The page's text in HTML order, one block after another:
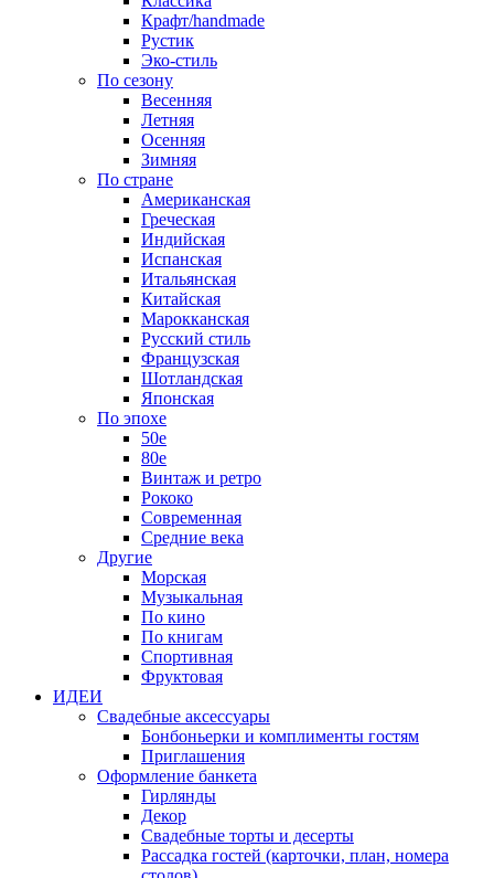
Крафт/handmade
Рустик
Эко-стиль
По сезону
Весенняя
Летняя
Осенняя
Зимняя
По стране
Американская
Греческая
Индийская
Испанская
Итальянская
Китайская
Марокканская
Русский стиль
Французская
Шотландская
Японская
По эпохе
50е
80е
Винтаж и ретро
Рококо
Современная
Средние века
Другие
Морская
Музыкальная
По кино
По книгам
Спортивная
Фруктовая
ИДЕИ
Свадебные аксессуары
Бонбоньерки и комплименты гостям
Приглашения
Оформление банкета
Гирлянды
Декор
Свадебные торты и десерты
Рассадка гостей (карточки, план, номера